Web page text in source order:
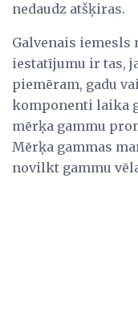
nedaudz atšķiras.
Galvenais iemesls
iestatījumu ir tas,
piemēram, gadu
komponenti laika
mērķa gammu
Mērķa gammas
novilkt gammu